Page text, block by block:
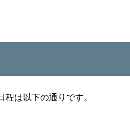
は以下の通りです。